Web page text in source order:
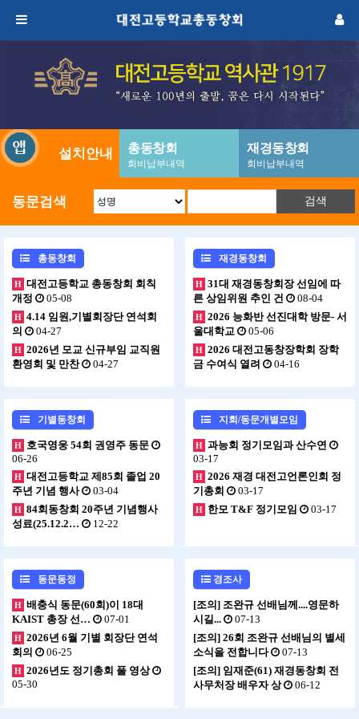
설치안내 총동창회
회비납부내역
재경동창회
회비납부내역
동문검색 검색
총동창회
H 대전고등학교 총동창회 회칙
개정
05-08
H 4.14 임원,기별회장단 연석회
의
04-27
H 2026년 모교 신규부임 교직원
환영회 및 만찬
04-27
재경동창회
H 31대 재경동창회장 선임에 따
른 상임위원 추인 건
08-04
H 2026 능화반 선진대학 방문- 서
울대학교
05-06
H 2026 대전고동창장학회 장학
금 수여식 열려
04-16
기별동창회
H 호국영웅 54회 권영주 동문
06-26
H 대전고등학교 제85회 졸업 20
주년 기념 행사
03-04
H 84회동창회 20주년 기념행사
성료(25.12.2…
12-22
지회/동문개별모임
H 과능회 정기모임과 산수연
03-17
H 2026 재경 대전고언론인회 정
기총회
03-17
H 한모 T&F 정기모임 03-17
동문동정
H 배충식 동문(60회)이 18대
KAIST 총장 선…
07-01
H 2026년 6월 기별 회장단 연석
회의
06-25
H 2026년도 정기총회 풀 영상
05-30
경조사
[조의] 조완규 선배님께....영문하
시길...
07-13
[조의] 26회 조완규 선배님의 별세
소식을 전합니다
07-13
[조의] 임재준(61) 재경동창회 전
사무처장 배우자 상
06-12